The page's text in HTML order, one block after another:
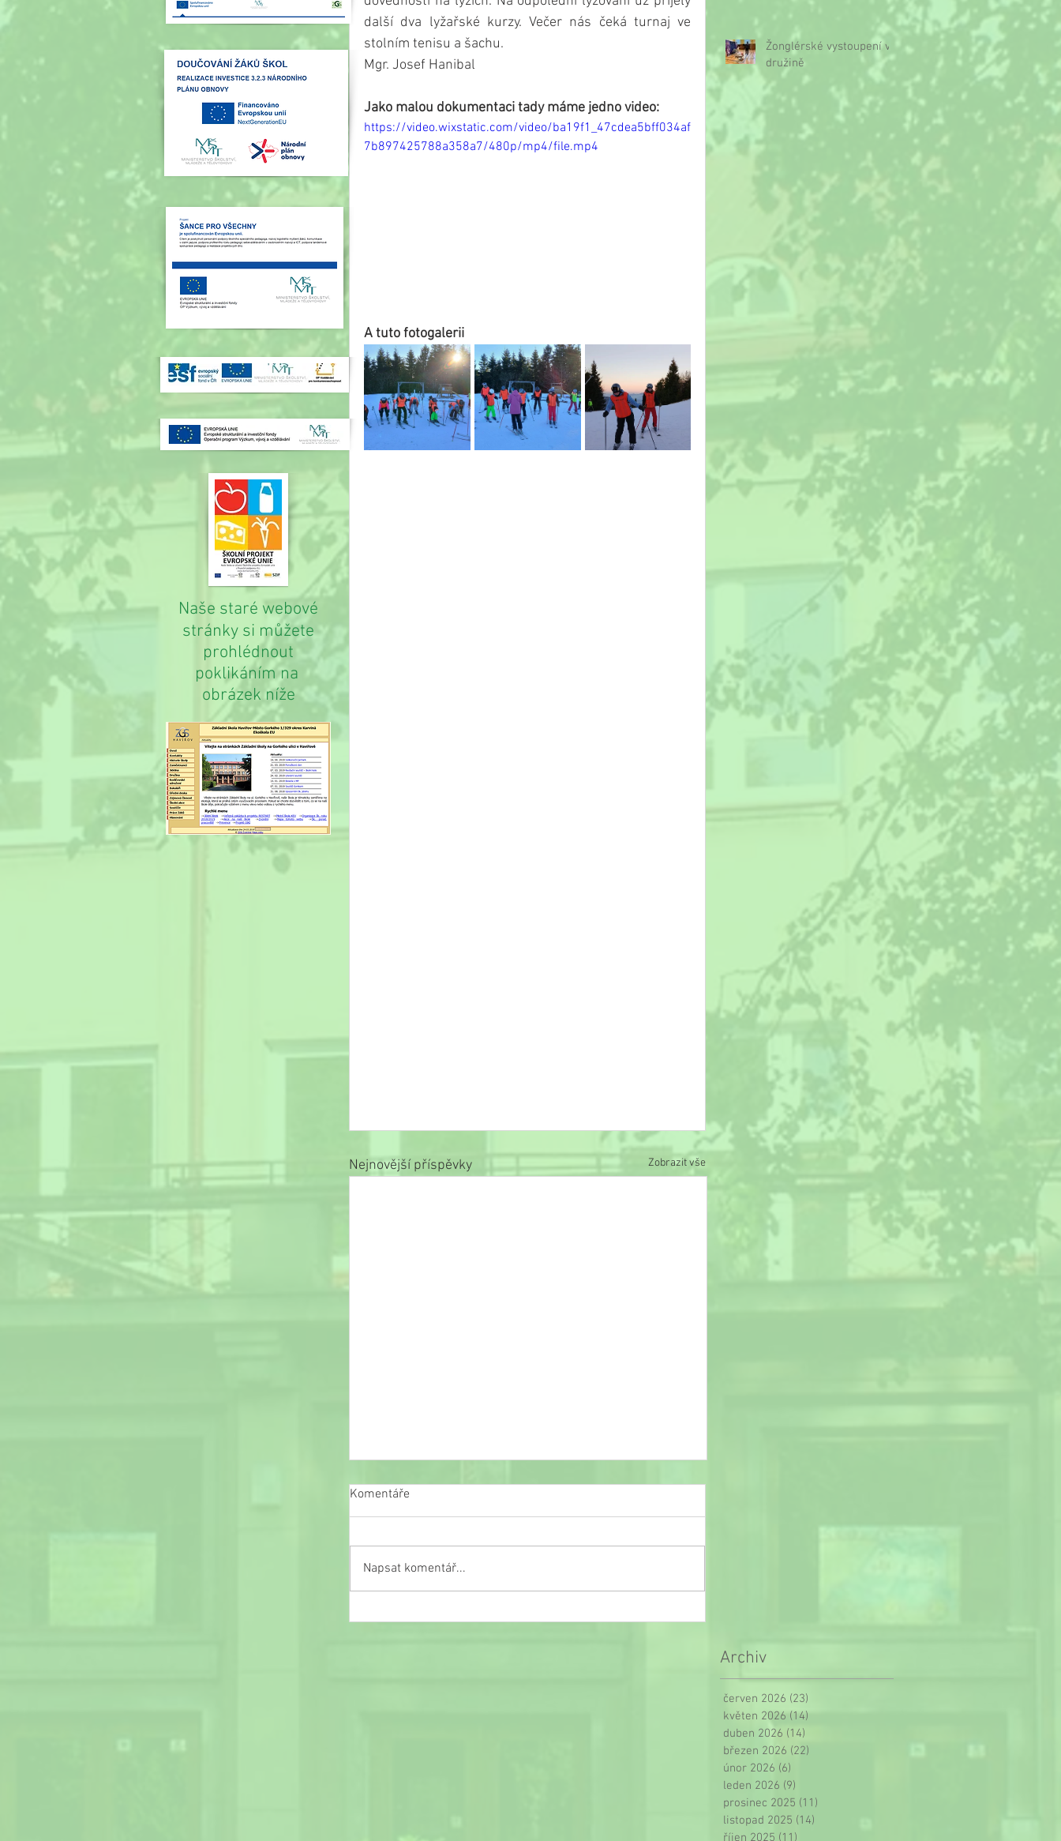
další dva lyžařské kurzy. Večer nás čeká turnaj ve
stolním tenisu a šachu.
Mgr. Josef Hanibal
Jako malou dokumentaci tady máme jedno video:
https://video.wixstatic.com/video/ba19f1_47cdea5bff034af
7b897425788a358a7/480p/mp4/file.mp4
A tuto fotogalerii
Nejnovější příspěvky Zobrazit vše
Slavnostní ukončení školního roku
Komentáře
Napsat komentář...
Žonglérské vystoupení v
družině
Archiv
červen 2026 (23)
květen 2026 (14)
duben 2026 (14)
březen 2026 (22)
únor 2026 (6)
leden 2026 (9)
prosinec 2025 (11)
listopad 2025 (14)
říjen 2025 (11)
Naše staré webové
stránky si můžete
prohlédnout
poklikáním na
obrázek níže